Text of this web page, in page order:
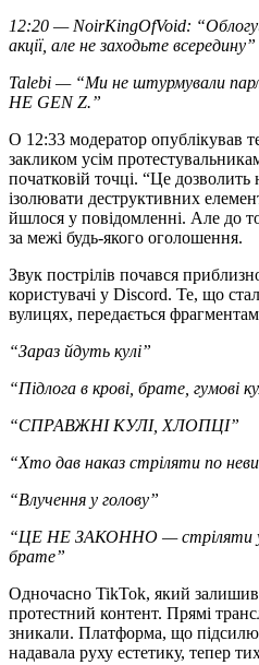
12:20 — NoirKingOfVoid:
акції, але не заходьте всередину”
Talebi — “Ми не штурмували
НЕ GEN Z.”
О 12:33 модератор опублікував
закликом усім
початковій точці. “Це
ізолювати деструктивних
йшлося у повідомленні. Але до
за межі будь-якого оголошення.
Звук пострілів почався
користувачі у Discord. Те, що
вулицях, передається
“Зараз йдуть кулі”
“Підлога в крові, брате, гумові
“СПРАВЖНІ КУЛІ, ХЛОПЦІ”
“Хто дав наказ стріляти по
“Влучення у голову”
“ЦЕ НЕ ЗАКОННО — стріляти у
брате”
Одночасно TikTok, який
протестний контент. Прямі
зникали. Платформа, що
надавала руху естетику, тепер